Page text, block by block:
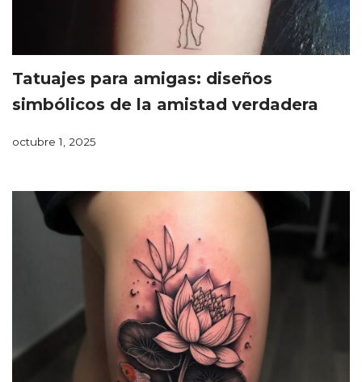
Tatuajes para amigas: diseños
simbólicos de la amistad verdadera
octubre 1, 2025